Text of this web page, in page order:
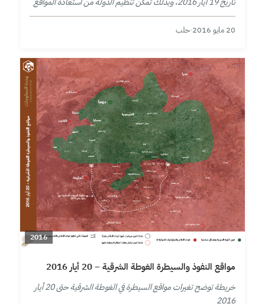
التي كان قد خسرها لصالح قوى الثورة السورية في…
20 مايو 2016 ·حلب
2016
مواقع النفوذ والسيطرة الغوطة الشرقية – 20 أيار 2016
خريطة توضح تغيرات مواقع السيطرة في الغوطة الشرقية حتى 20 أيار
2016